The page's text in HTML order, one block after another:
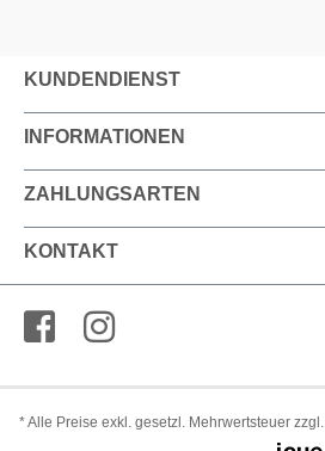
KUNDENDIENST
INFORMATIONEN
ZAHLUNGSARTEN
KONTAKT
* Alle Preise exkl. gesetzl. Mehrwertsteuer zzgl.